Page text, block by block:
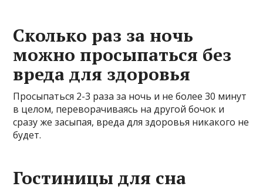
Сколько раз за ночь
можно просыпаться без
вреда для здоровья
Просыпаться 2-3 раза за ночь и не более 30 минут
в целом, переворачиваясь на другой бочок и
сразу же засыпая, вреда для здоровья никакого не
будет.
Гостиницы для сна